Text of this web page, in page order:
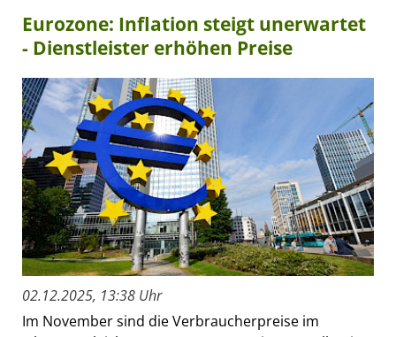
Eurozone: Inflation steigt unerwartet
- Dienstleister erhöhen Preise
02.12.2025, 13:38 Uhr
Im November sind die Verbraucherpreise im